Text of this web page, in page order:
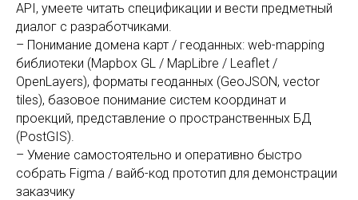
API, умеете читать спецификации и вести предметный
диалог с разработчиками.
– Понимание домена карт / геоданных: web-mapping
библиотеки (Mapbox GL / MapLibre / Leaflet /
OpenLayers), форматы геоданных (GeoJSON, vector
tiles), базовое понимание систем координат и
проекций, представление о пространственных БД
(PostGIS).
– Умение самостоятельно и оперативно быстро
собрать Figma / вайб-код прототип для демонстрации
заказчику